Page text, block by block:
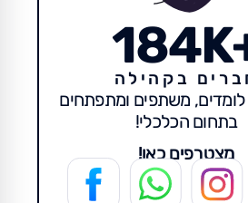
בקהילה
לומדים, משתפים ומתפתחים
בתחום הכלכלי!
מצטרפים כאן!